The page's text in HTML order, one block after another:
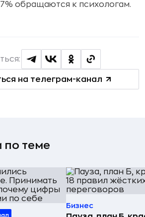
обращаются к психологам.
на телеграм-канал
по теме
Бизнес